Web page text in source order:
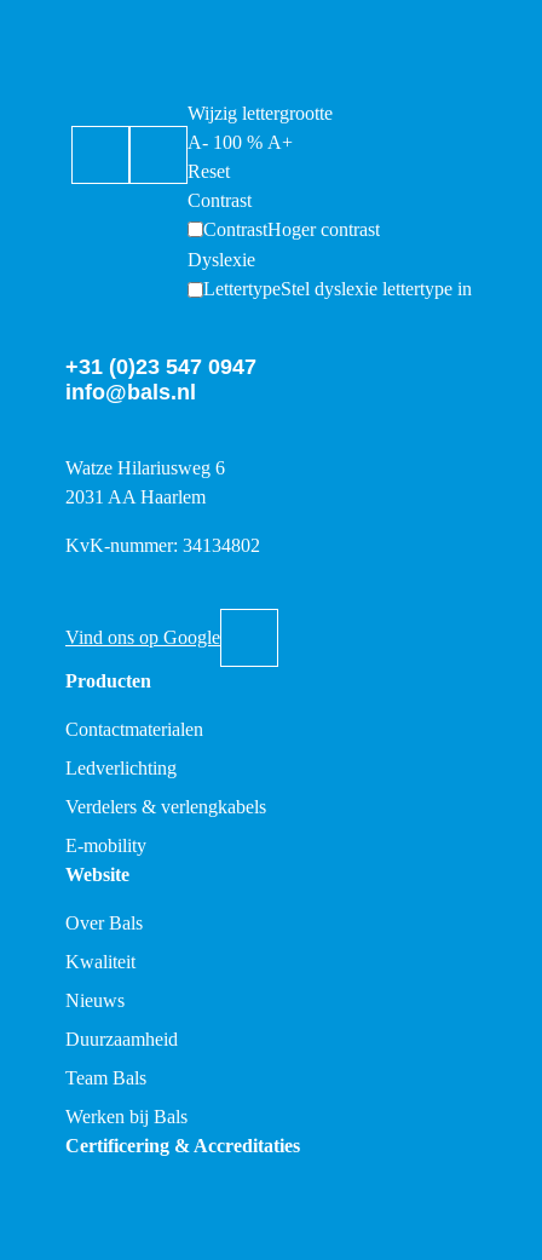
Wijzig lettergrootte
A- 100% A+
Reset
Contrast
ContrastHoger contrast
Dyslexie
LettertypeStel dyslexie lettertype in
+31 (0)23 547 0947
info@bals.nl
Watze Hilariusweg 6
2031 AA Haarlem
KvK-nummer: 34134802
Vind ons op Google
Producten
Contactmaterialen
Ledverlichting
Verdelers & verlengkabels
E-mobility
Website
Over Bals
Kwaliteit
Nieuws
Duurzaamheid
Team Bals
Werken bij Bals
Certificering & Accreditaties